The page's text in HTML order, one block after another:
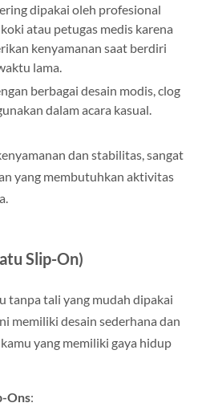
dipakai oleh profesional
atau petugas medis karena
kenyamanan saat berdiri
lama.
berbagai desain modis, clog
dalam acara kasual.
dan stabilitas, sangat
yang membutuhkan aktivitas
Slip-On)
tanpa tali yang mudah dipakai
memiliki desain sederhana dan
yang memiliki gaya hidup
Ons: